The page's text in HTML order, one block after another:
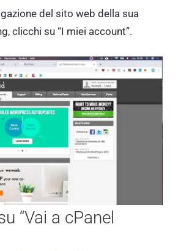
del sito web della sua
clicchi su “I miei account”.
“Vai a cPanel